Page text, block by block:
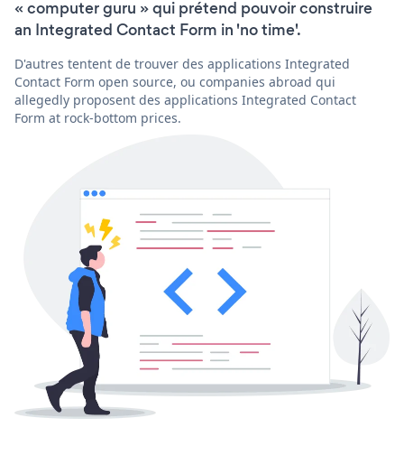
« computer guru » qui prétend pouvoir construire
an Integrated Contact Form in 'no time'.
D'autres tentent de trouver des applications Integrated
Contact Form open source, ou companies abroad qui
allegedly proposent des applications Integrated Contact
Form at rock-bottom prices.